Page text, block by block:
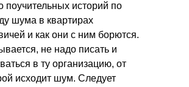
поучительных историй по
шума в квартирах
и как они с ним борются.
не надо писать и
в ту организацию, от
исходит шум. Следует